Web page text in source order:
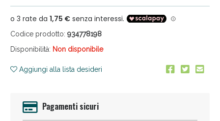
Codice prodotto: 934778198
Disponibilità: Non disponibile
Aggiungi alla lista desideri
Pagamenti sicuri
Anticellulite e Fanghi: Sconto fino al 40% valido